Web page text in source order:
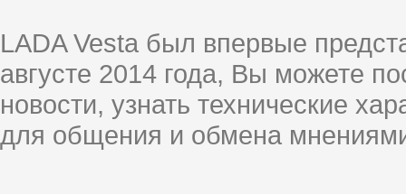
LADA Vesta был впервые
августе 2014 года, Вы можете
новости, узнать технические
для общения и обмена